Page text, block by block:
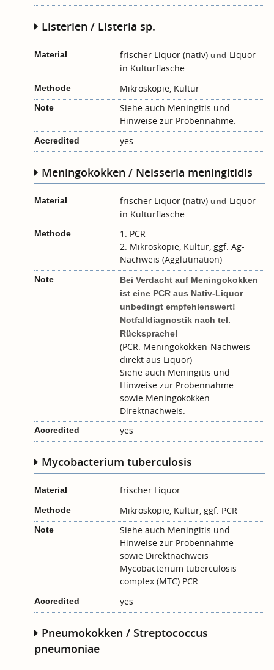
Listerien / Listeria sp.
Material frischer Liquor (nativ) und Liquor
in Kulturflasche
Methode Mikroskopie, Kultur
Note Siehe auch Meningitis und
Hinweise zur Probennahme.
Accredited yes
Meningokokken / Neisseria meningitidis
Material frischer Liquor (nativ) und Liquor
in Kulturflasche
Methode
1. PCR
2. Mikroskopie, Kultur, ggf. Ag-
Nachweis (Agglutination)
Note
Bei Verdacht auf Meningokokken
ist eine PCR aus Nativ-Liquor
unbedingt empfehlenswert!
Notfalldiagnostik nach tel.
Rücksprache!
(PCR: Meningokokken-Nachweis
direkt aus Liquor)
Siehe auch Meningitis und
Hinweise zur Probennahme
sowie Meningokokken
Direktnachweis
Accredited yes
Mycobacterium tuberculosis
Material frischer Liquor
Methode Mikroskopie, Kultur, ggf. PCR
Note Siehe auch Meningitis und
Hinweise zur Probennahme
sowie Direktnachweis
Mycobacterium tuberculosis
complex (MTC) PCR.
Accredited yes
Pneumokokken / Streptococcus
pneumoniae